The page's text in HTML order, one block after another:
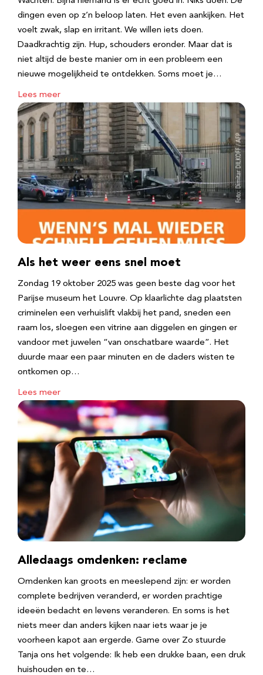
dingen even op z’n beloop laten. Het even aankijken. Het
voelt zwak, slap en irritant. We willen iets doen.
Daadkrachtig zijn. Hup, schouders eronder. Maar dat is
niet altijd de beste manier om in een probleem een
nieuwe mogelijkheid te ontdekken. Soms moet je…
Lees meer
Als het weer eens snel moet
Zondag 19 oktober 2025 was geen beste dag voor het
Parijse museum het Louvre. Op klaarlichte dag plaatsten
criminelen een verhuislift vlakbij het pand, sneden een
raam los, sloegen een vitrine aan diggelen en gingen er
vandoor met juwelen “van onschatbare waarde”. Het
duurde maar een paar minuten en de daders wisten te
ontkomen op…
Lees meer
Alledaags omdenken: reclame
Omdenken kan groots en meeslepend zijn: er worden
complete bedrijven veranderd, er worden prachtige
ideeën bedacht en levens veranderen. En soms is het
niets meer dan anders kijken naar iets waar je je
voorheen kapot aan ergerde. Game over Zo stuurde
Tanja ons het volgende: Ik heb een drukke baan, een druk
huishouden en te…